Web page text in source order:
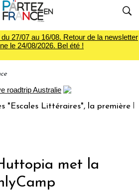
27/07 au 16/08. Retour de la newsletter
le 24/08/2026. Bel été !
Littéraires", la première
met la